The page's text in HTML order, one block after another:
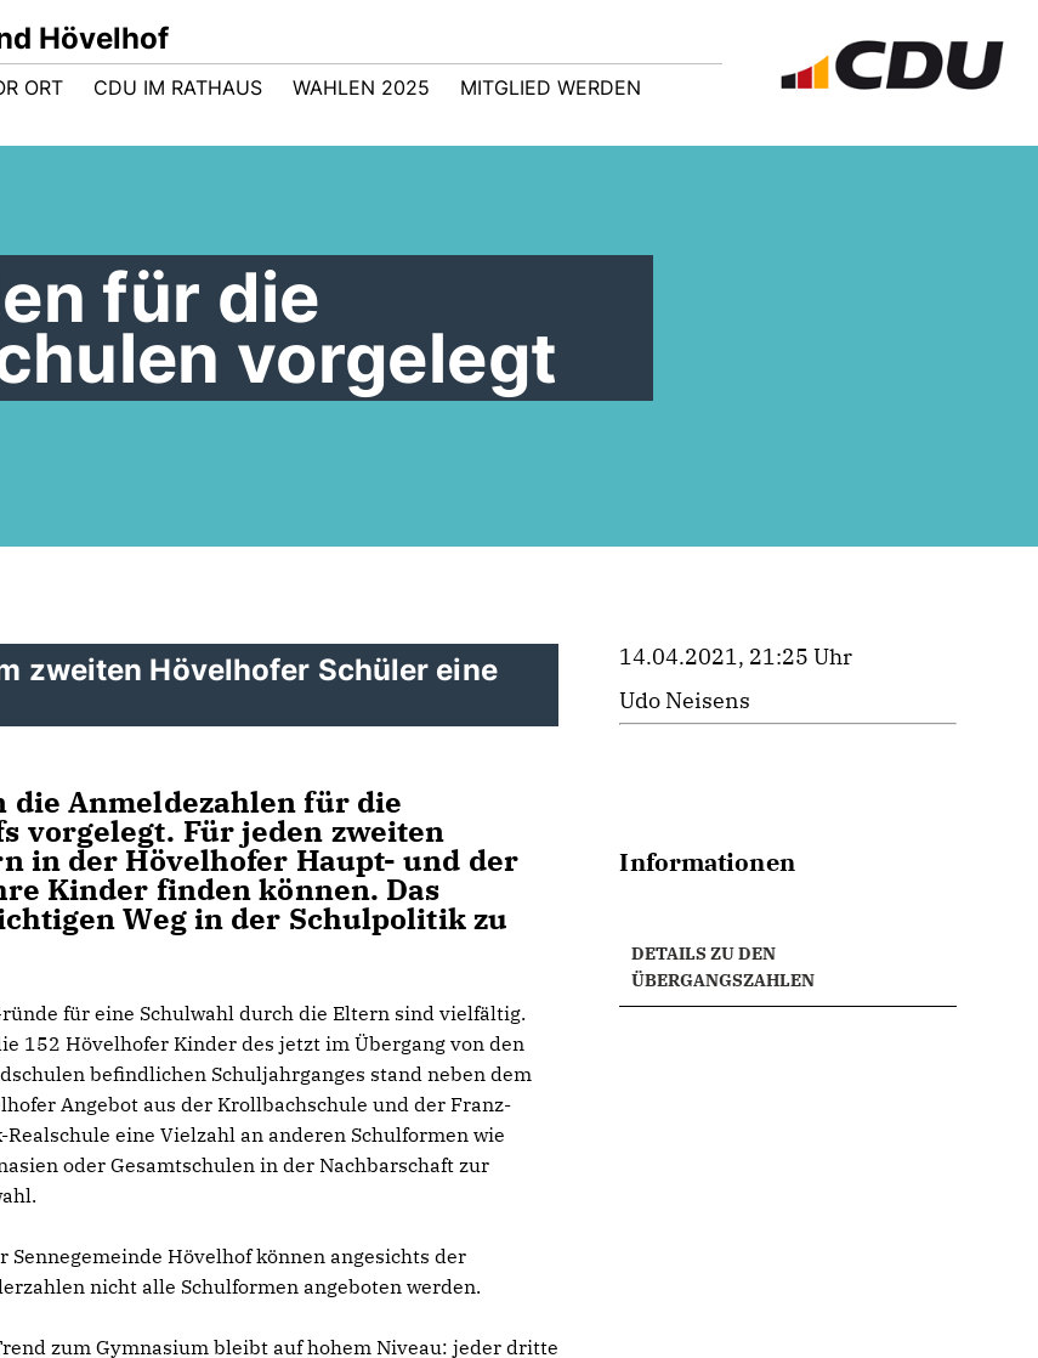
Hövelhof
ORT CDU IM RATHAUS WAHLEN 2025
MITGLIED WERDEN
für die
vorgelegt
zweiten Hövelhofer Schüler eine
die Anmeldezahlen für die
vorgelegt. Für jeden zweiten
in der Hövelhofer Haupt- und der
Kinder finden können. Das
Weg in der Schulpolitik zu
für eine Schulwahl durch die Eltern sind vielfältig.
152 Hövelhofer Kinder des jetzt im Übergang von den
befindlichen Schuljahrganges stand neben dem
Angebot aus der Krollbachschule und der Franz-
Realschule eine Vielzahl an anderen Schulformen wie
oder Gesamtschulen in der Nachbarschaft zur
Sennegemeinde Hövelhof können angesichts der
nicht alle Schulformen angeboten werden.
zum Gymnasium bleibt auf hohem Niveau: jeder dritte
14.04.2021, 21:25 Uhr
Udo Neisens
Informationen
DETAILS ZU DEN
ÜBERGANGSZAHLEN